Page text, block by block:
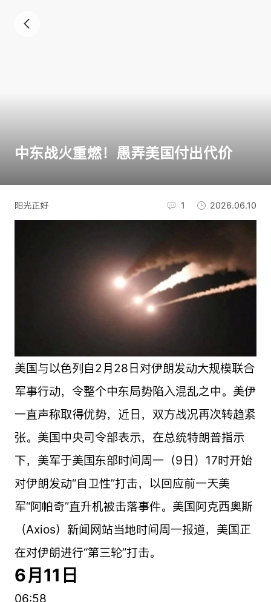
中东战火重燃！愚弄美国付出代价
阳光正好 1 2026.06.10
美国与以色列自2月28日对伊朗发动大规模联合
军事行动，令整个中东局势陷入混乱之中。美伊
一直声称取得优势，近日，双方战况再次转趋紧
张。美国中央司令部表示，在总统特朗普指示
下，美军于美国东部时间周一（9日）17时开始
对伊朗发动“自卫性”打击，以回应前一天美
军“阿帕奇”直升机被击落事件。美国阿克西奥斯
（Axios）新闻网站当地时间周一报道，美国正
在对伊朗进行“第三轮”打击。
6月11日
06:58